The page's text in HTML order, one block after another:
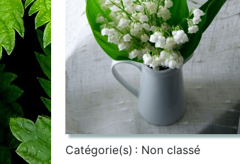
Catégorie(s) : Non classé